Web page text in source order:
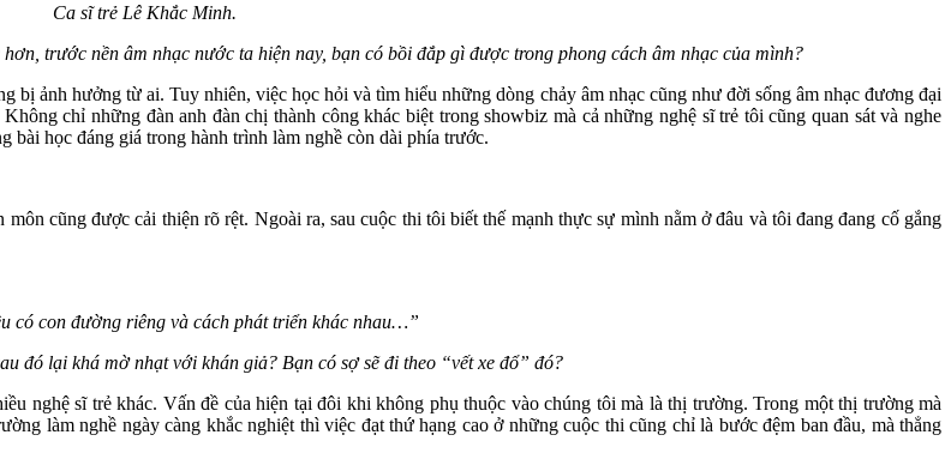
Ca sĩ trẻ Lê Khắc Minh.
trước nền âm nhạc nước ta hiện nay, bạn có bồi đắp gì được trong phong cách âm nhạc của mình?
bị ảnh hưởng từ ai. Tuy nhiên, việc học hỏi và tìm hiểu những dòng chảy âm nhạc cũng như đời sống âm nhạc đương đại
chỉ những đàn anh đàn chị thành công khác biệt trong showbiz mà cả những nghệ sĩ trẻ tôi cũng quan sát và nghe
học đáng giá trong hành trình làm nghề còn dài phía trước.
cũng được cải thiện rõ rệt. Ngoài ra, sau cuộc thi tôi biết thế mạnh thực sự mình nằm ở đâu và tôi đang đang cố gắng
có con đường riêng và cách phát triển khác nhau…”
đó lại khá mờ nhạt với khán giả? Bạn có sợ sẽ đi theo “vết xe đổ” đó?
nghệ sĩ trẻ khác. Vấn đề của hiện tại đôi khi không phụ thuộc vào chúng tôi mà là thị trường. Trong một thị trường mà
làm nghề ngày càng khắc nghiệt thì việc đạt thứ hạng cao ở những cuộc thi cũng chỉ là bước đệm ban đầu, mà thẳng